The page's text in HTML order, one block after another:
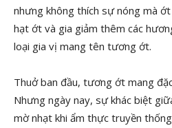
nhưng không thích sự nóng mà
hạt ớt và gia giảm thêm các
loại gia vị mang tên tương ớt.
Thuở ban đầu, tương ớt mang
Nhưng ngày nay, sự khác biệt
mờ nhạt khi ẩm thực truyền